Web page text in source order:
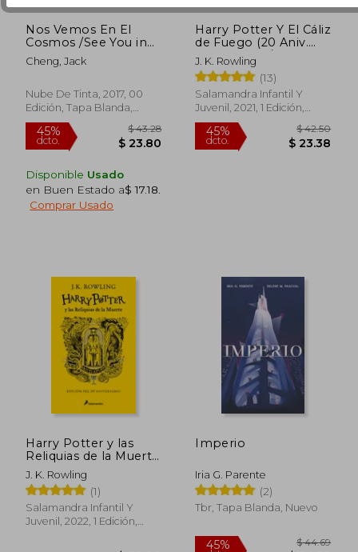
45%
dcto.
$ 35.63
$ 19.60
45%
dcto. $
45%
dcto. $
Nos Vemos En El
Cosmos /See You in
the Cosmos
Cheng, Jack
Nube De Tinta, 2017, 00
Edición, Tapa Blanda,
Nuevo
Disponible Usado
en Buen Estado a$ 17.18
Comprar Usado
Harry Potter Y El Cáliz
de Fuego (20 Aniv.
Ravenclaw) / Harry
Potter and the Gob
Let of Fire
(Ravenclaw)
J. K. Rowling
(13)
Salamandra Infantil Y
Juvenil, 2021, 1 Edición,
Tapa Dura, Nuevo
Harry Potter y las
Reliquias de la Muerte
(TD)(20 ANIV.
HUFFLEPUFF) -
ROWLING, J.K. - Libro
Físico
J. K. Rowling
(1)
Salamandra Infantil Y
Juvenil, 2022, 1 Edición,
Imperio
Iria G. Parente
(2)
Tbr, Tapa Blanda, Nuevo